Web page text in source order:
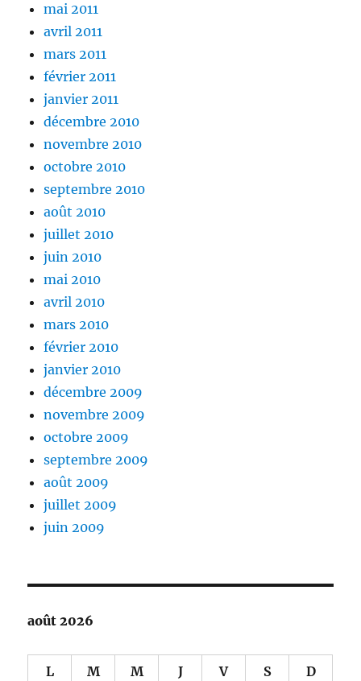
mai 2011
avril 2011
mars 2011
février 2011
janvier 2011
décembre 2010
novembre 2010
octobre 2010
septembre 2010
août 2010
juillet 2010
juin 2010
mai 2010
avril 2010
mars 2010
février 2010
janvier 2010
décembre 2009
novembre 2009
octobre 2009
septembre 2009
août 2009
juillet 2009
juin 2009
août 2026
L M M J V S D